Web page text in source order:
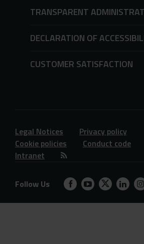
TRANSPARENT
DECLARATION OF
CUSTOMER SATISFACTION
Legal Notices
Privacy policy
Cookie policies
Conduct code
Intranet
Follow Us